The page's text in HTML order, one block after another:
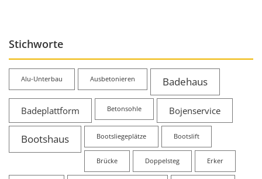
Stichworte
Alu-Unterbau Ausbetonieren Badehaus
Badeplattform Betonsohle Bojenservice
Bootshaus Bootsliegeplätze Bootslift
Brücke Doppelsteg Erker